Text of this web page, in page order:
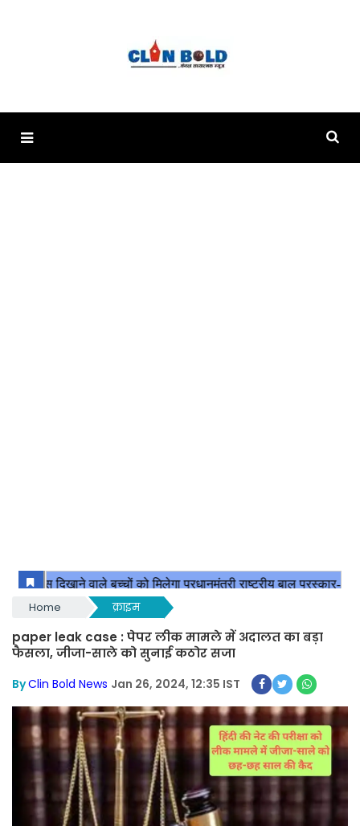
Home क्राइम
paper leak case : पेपर लीक मामले में अदालत का बड़ा
फैसला, जीजा-साले को सुनाई कठोर सजा
ByClin Bold News Jan 26, 2024, 12:35 IST